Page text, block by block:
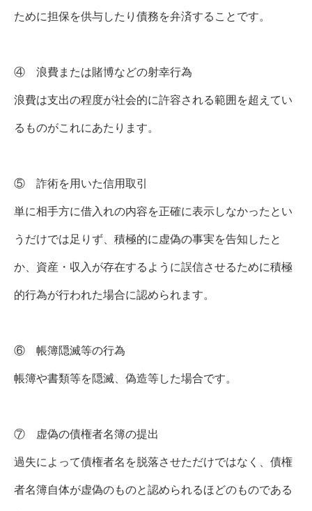
ために担保を供与したり債務を弁済することです。
④ 浪費または賭博などの射幸行為
浪費は支出の程度が社会的に許容される範囲を超えてい
るものがこれにあたります。
⑤ 詐術を用いた信用取引
単に相手方に借入れの内容を正確に表示しなかったとい
うだけでは足りず、積極的に虚偽の事実を告知したと
か、資産・収入が存在するように誤信させるために積極
的行為が行われた場合に認められます。
⑥ 帳簿隠滅等の行為
帳簿や書類等を隠滅、偽造等した場合です。
⑦ 虚偽の債権者名簿の提出
過失によって債権者名を脱落させただけではなく、債権
者名簿自体が虚偽のものと認められるほどのものである